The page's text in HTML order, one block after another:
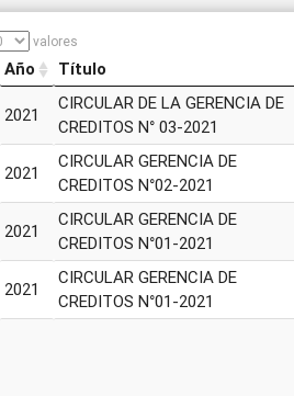
valores
Año Título
Título
2021
CIRCULAR DE LA GERENCIA DE
CREDITOS N° 03-2021
2021
CIRCULAR GERENCIA DE
CREDITOS N°02-2021
2021
CIRCULAR GERENCIA DE
CREDITOS N°01-2021
2021
CIRCULAR GERENCIA DE
CREDITOS N°01-2021